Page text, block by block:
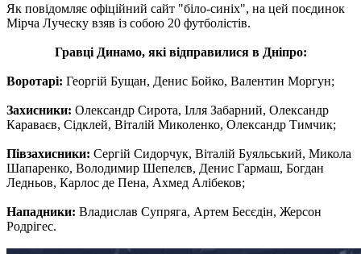
Як повідомляє офіційний сайт "біло-синіх", на цей поєдинок
Мірча Луческу взяв із собою 20 футболістів.
Гравці Динамо, які відправилися в Дніпро:
Воротарі: Георгій Бущан, Денис Бойко, Валентин Моргун;
Захисники: Олександр Сирота, Ілля Забарний, Олександр
Караваєв, Сідклей, Віталій Миколенко, Олександр Тимчик;
Півзахисники: Сергій Сидорчук, Віталій Буяльський, Микола
Шапаренко, Володимир Шепелєв, Денис Гармаш, Богдан
Ледньов, Карлос де Пена, Ахмед Алібеков;
Нападники: Владислав Супряга, Артем Бесєдін, Жерсон
Родрігес.